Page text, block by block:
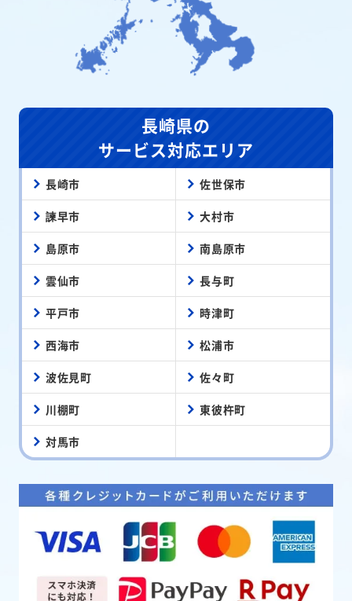
長崎県の
サービス対応エリア
長崎市 佐世保市
諫早市 大村市
島原市 南島原市
雲仙市 長与町
平戸市 時津町
西海市 松浦市
波佐見町 佐々町
川棚町 東彼杵町
対馬市